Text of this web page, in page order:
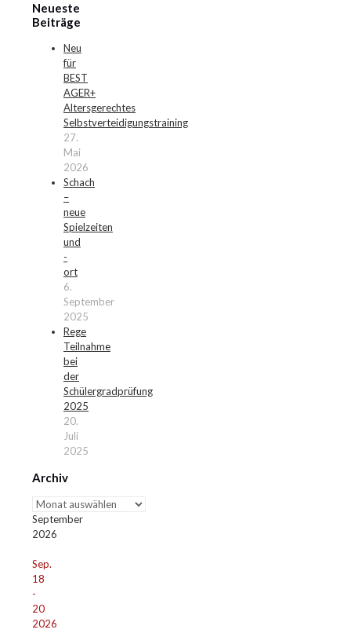
Neueste
Beiträge
Neu
für
BEST
AGER+
Altersgerechtes
Selbstverteidigungstraining
27.
Mai
2026
Schach
–
neue
Spielzeiten
und
-
ort
6.
September
2025
Rege
Teilnahme
bei
der
Schülergradprüfung
2025
20.
Juli
2025
Archiv
Archiv
September
2026
Sep.
18
-
20
2026